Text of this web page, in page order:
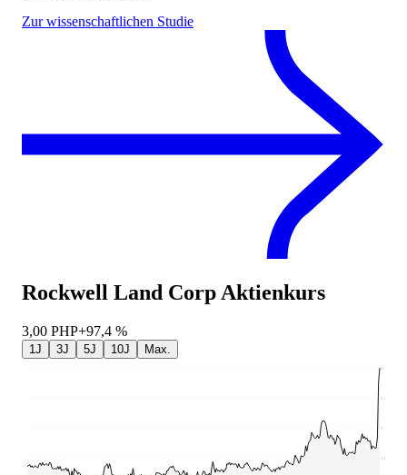
Zur wissenschaftlichen Studie
Rockwell Land Corp Aktienkurs
3,00 PHP+97,4 %
1J 3J 5J 10J Max.
1,65
2,1
2,55
3